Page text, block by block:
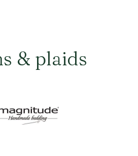
& plaids